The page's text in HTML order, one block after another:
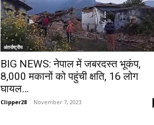
अंतर्राष्ट्रीय
BIG NEWS: नेपाल में जबरदस्त भूकंप,
8,000 मकानों को पहुंची क्षति, 16 लोग
घायल…
Clipper28 - November 7, 2023